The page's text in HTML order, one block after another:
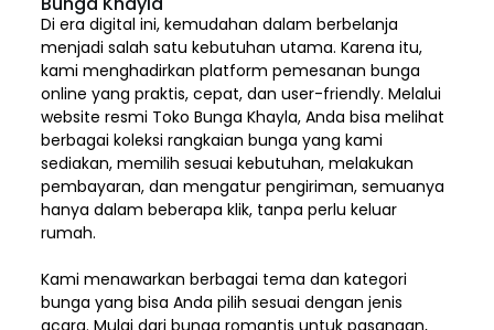
Di era digital ini, kemudahan dalam berbelanja
menjadi salah satu kebutuhan utama. Karena itu,
kami menghadirkan platform pemesanan bunga
online yang praktis, cepat, dan user-friendly. Melalui
website resmi Toko Bunga Khayla, Anda bisa melihat
berbagai koleksi rangkaian bunga yang kami
sediakan, memilih sesuai kebutuhan, melakukan
pembayaran, dan mengatur pengiriman,semuanya
hanya dalam beberapa klik, tanpa perlu keluar
rumah.
Kami menawarkan berbagai tema dan kategori
bunga yang bisa Anda pilih sesuai dengan jenis